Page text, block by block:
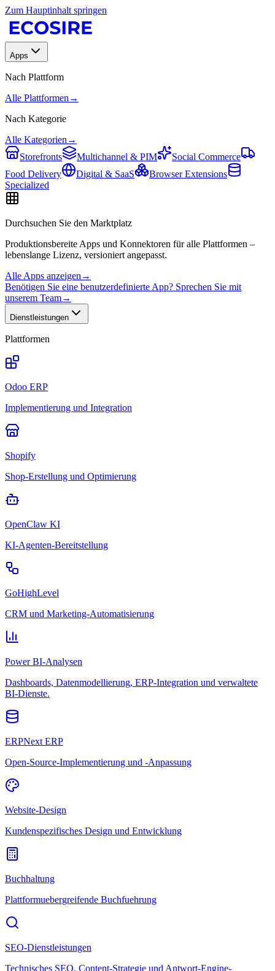
Zum Hauptinhalt springen
Apps
Nach Plattform
Alle Plattformen →
Nach Kategorie
Alle Kategorien →
Storefronts
Multichannel & PIM
Social Commerce
Food Delivery
Digital & SaaS
Browser Extensions
Specialized
Durchsuchen Sie den Marktplatz
Produktionsbereite Apps und Konnektoren für alle Plattformen –
lebenslange Lizenz, versioniert angepasst.
Alle Apps anzeigen →
Benötigen Sie eine benutzerdefinierte App? Sprechen Sie mit
unserem Team→
Dienstleistungen
Plattformen
Odoo ERP
Implementierung und Integration
Shopify
Shop-Erstellung und Optimierung
OpenClaw KI
KI-Agenten-Bereitstellung
GoHighLevel
CRM und Marketing-Automatisierung
Power BI-Analysen
Dashboards, Datenmodellierung, ERP-Integration und verwaltete
BI-Dienste.
ERPNext ERP
Open-Source-Implementierung und -Anpassung
Website-Design
Kundenspezifisches Design und Entwicklung
Buchhaltung
Plattformuebergreifende Buchfuehrung
SEO-Dienstleistungen
Technisches SEO, Content-Strategie und Antwort-Engine-